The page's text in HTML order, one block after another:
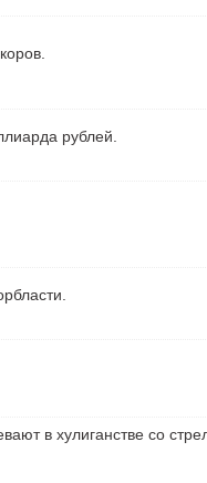
рублей.
в хулиганстве со